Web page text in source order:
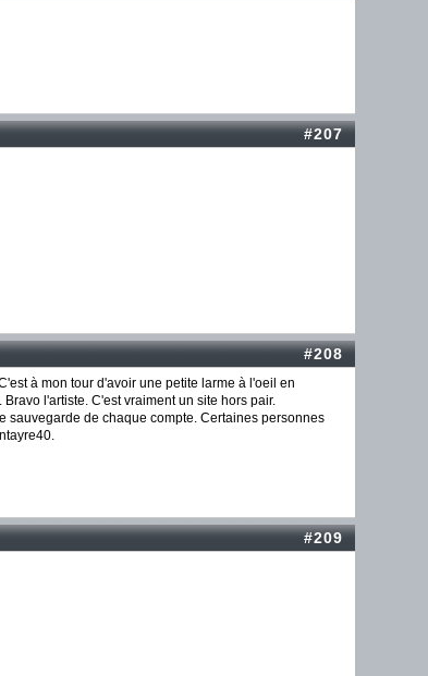
#207
#208
à mon tour d'avoir une petite larme à l'oeil en
l'artiste. C'est vraiment un site hors pair.
sauvegarde de chaque compte. Certaines personnes
#209